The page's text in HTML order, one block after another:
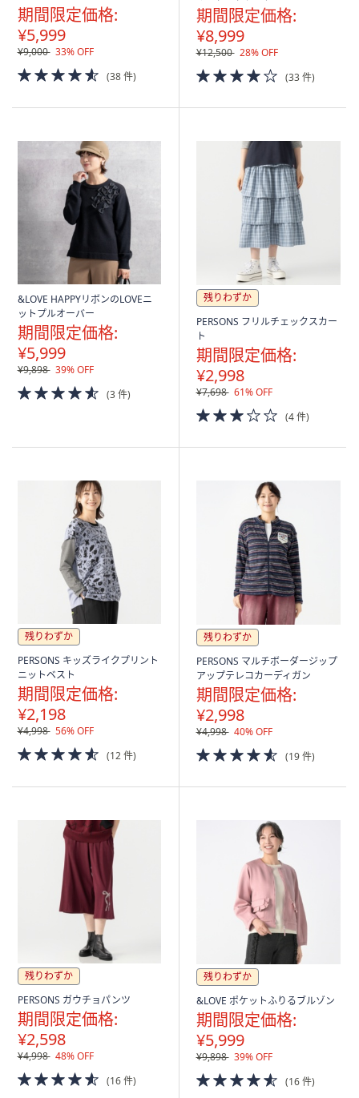
期間限定価格:
¥5,999
¥9,000 33% OFF
4.5
of
(38 件)
期間限定価格:
¥8,999
¥12,500 28% OFF
4.0
of
(33 件)
&LOVE HAPPYリボンのLOVEニ
ットプルオーバー
期間限定価格:
¥5,999
¥9,898 39% OFF
4.5
of
(3 件)
残りわずか
PERSONS フリルチェックスカー
ト
期間限定価格:
¥2,998
¥7,698 61% OFF
3.0
of
(4 件)
残りわずか
PERSONS キッズライクプリント
ニットベスト
期間限定価格:
¥2,198
¥4,998 56% OFF
4.5
of
(12 件)
残りわずか
PERSONS マルチボーダージップ
アップテレコカーディガン
期間限定価格:
¥2,998
¥4,998 40% OFF
4.5
of
(19 件)
残りわずか
PERSONS ガウチョパンツ
期間限定価格:
¥2,598
¥4,998 48% OFF
4.5
of
(16 件)
残りわずか
&LOVE ポケットふりるブルゾン
期間限定価格:
¥5,999
¥9,898 39% OFF
4.5
of
(16 件)